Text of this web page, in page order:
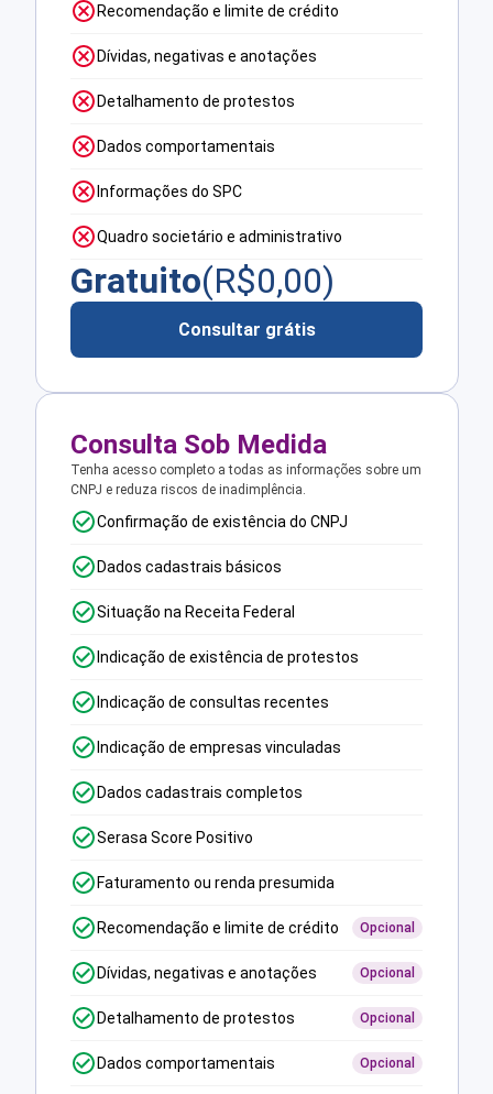
Recomendação e limite de crédito
Dívidas, negativas e anotações
Detalhamento de protestos
Dados comportamentais
Informações do SPC
Quadro societário e administrativo
Gratuito(R$0,00)
Consultar grátis
Consulta Sob Medida
Tenha acesso completo a todas as informações sobre um
CNPJ e reduza riscos de inadimplência.
Confirmação de existência do CNPJ
Dados cadastrais básicos
Situação na Receita Federal
Indicação de existência de protestos
Indicação de consultas recentes
Indicação de empresas vinculadas
Dados cadastrais completos
Serasa Score Positivo
Faturamento ou renda presumida
Recomendação e limite de crédito Opcional
Dívidas, negativas e anotações Opcional
Detalhamento de protestos Opcional
Dados comportamentais Opcional